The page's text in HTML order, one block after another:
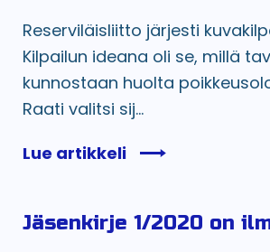
Reserviläisliitto järjesti
Kilpailun ideana oli se, millä
kunnostaan huolta
Raati valitsi sij...
Lue artikkeli
Jäsenkirje 1/2020 on